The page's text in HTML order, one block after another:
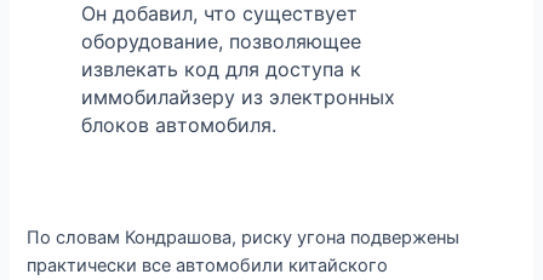
Он добавил, что существует
оборудование, позволяющее
извлекать код для доступа к
иммобилайзеру из электронных
блоков автомобиля.
По словам Кондрашова, риску угона подвержены
практически все автомобили китайского